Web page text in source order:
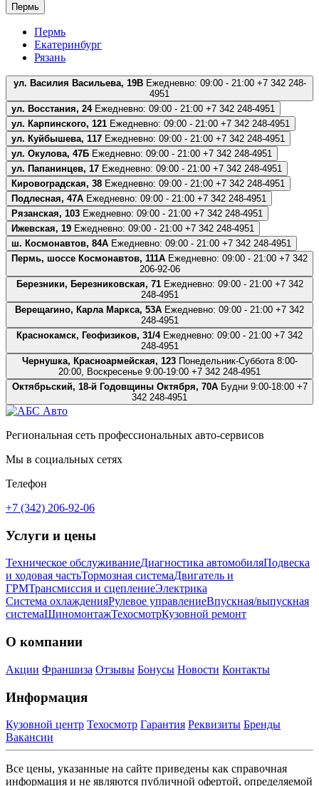
Пермь
Пермь
Екатеринбург
Рязань
ул. Василия Васильева, 19ВЕжедневно: 09:00 - 21:00+7 342 248-
4951
ул. Восстания, 24Ежедневно: 09:00 - 21:00 +7 342 248-4951
ул. Карпинского, 121 Ежедневно: 09:00 - 21:00 +7 342 248-4951
ул. Куйбышева, 117 Ежедневно: 09:00 - 21:00 +7 342 248-4951
ул. Окулова, 47Б Ежедневно: 09:00 - 21:00 +7 342 248-4951
ул. Папанинцев, 17 Ежедневно: 09:00 - 21:00 +7 342 248-4951
Кировоградская, 38 Ежедневно: 09:00 - 21:00 +7 342 248-4951
Подлесная, 47А Ежедневно: 09:00 - 21:00 +7 342 248-4951
Рязанская, 103 Ежедневно: 09:00 - 21:00 +7 342 248-4951
Ижевская, 19 Ежедневно: 09:00 - 21:00 +7 342 248-4951
ш. Космонавтов, 84А Ежедневно: 09:00 - 21:00 +7 342 248-4951
Пермь, шоссе Космонавтов, 111А Ежедневно: 09:00 - 21:00 +7 342
206-92-06
Березники, Березниковская, 71Ежедневно: 09:00 - 21:00+7 342
248-4951
Верещагино, Карла Маркса, 53А Ежедневно: 09:00 - 21:00 +7 342
248-4951
Краснокамск, Геофизиков, 31/4Ежедневно: 09:00 - 21:00 +7 342
248-4951
Чернушка, Красноармейская, 123Понедельник-Суббота 8:00-
20:00, Воскресенье 9:00-19:00 +7 342 248-4951
Октябрьский, 18-й Годовщины Октября, 70АБудни 9:00-18:00+7
342 248-4951
Региональная сеть профессиональных авто-сервисов
Мы в социальных сетях
Телефон
+7 (342) 206-92-06
Услуги и цены
Техническое обслуживаниеДиагностика автомобиляПодвеска
и ходовая частьТормозная системаДвигатель и
ГРМТрансмиссия и сцеплениеЭлектрика
Система охлажденияРулевое управлениеВпускная/выпускная
системаШиномонтажТехосмотрКузовной ремонт
О компании
Акции Франшиза Отзывы Бонусы Новости Контакты
Информация
Кузовной центр Техосмотр Гарантия Реквизиты Бренды
Вакансии
Все цены, указанные на сайте приведены как справочная
информация и не являются публичной офертой, определяемой